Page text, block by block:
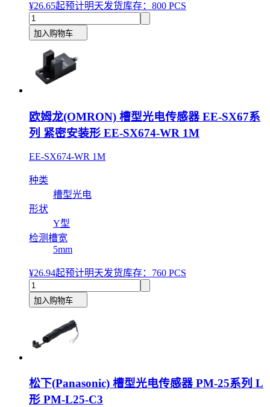
¥26.65起预计明天发货库存：800 PCS
加入购物车
欧姆龙(OMRON) 槽型光电传感器 EE-SX67系
列 紧密安装形 EE-SX674-WR 1M
EE-SX674-WR 1M
种类
槽型光电
形状
Y型
检测槽宽
5mm
¥26.94起预计明天发货库存：760 PCS
加入购物车
松下(Panasonic) 槽型光电传感器 PM-25系列 L
形 PM-L25-C3